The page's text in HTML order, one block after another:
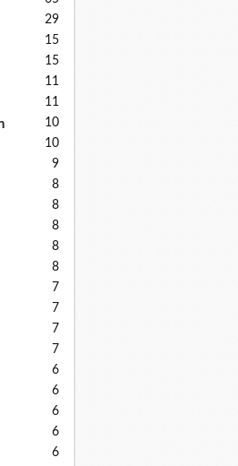
29
15
15
11
11
10
10
9
8
8
8
8
8
7
7
7
7
6
6
6
6
6